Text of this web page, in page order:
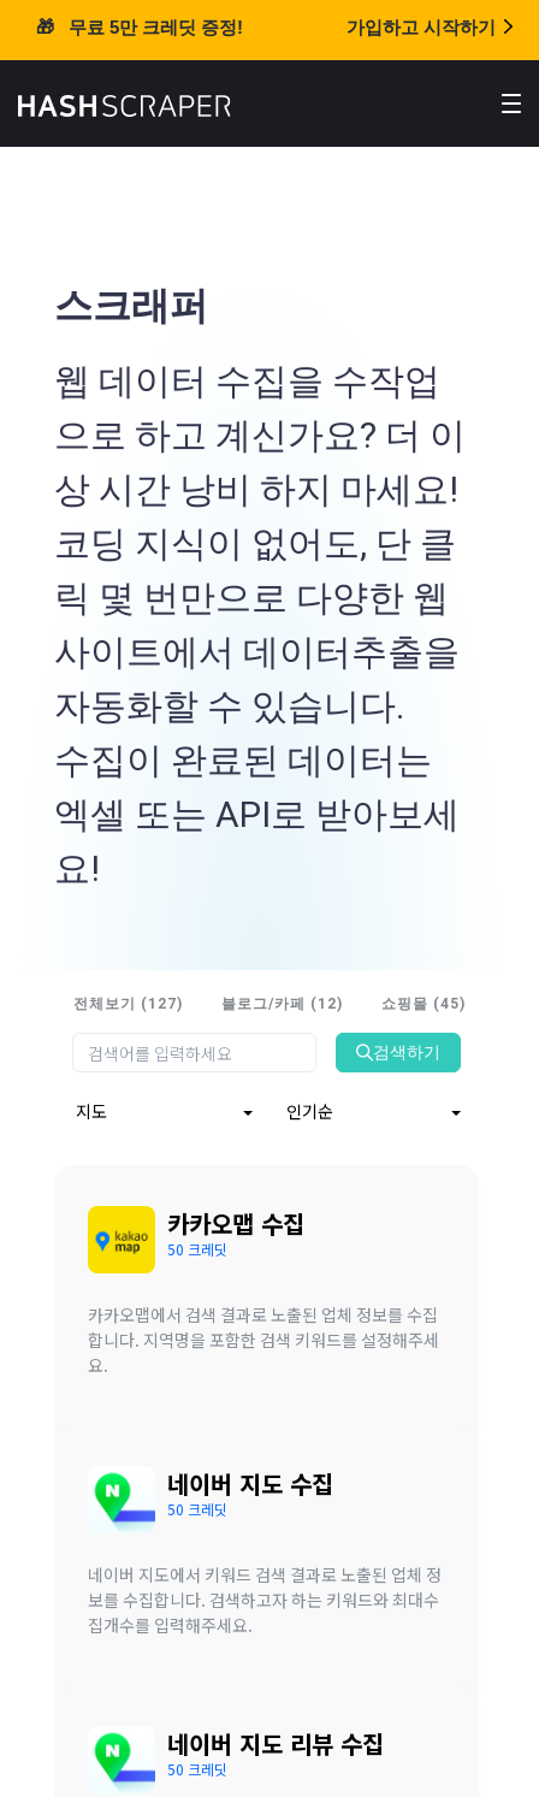
🎁 무료 5만 크레딧 증정! 가입하고 시작하기
스크래퍼
웹 데이터 수집을 수작업
으로 하고 계신가요? 더 이
상 시간 낭비 하지 마세요!
코딩 지식이 없어도, 단 클
릭 몇 번만으로 다양한 웹
사이트에서 데이터추출을
자동화할 수 있습니다.
수집이 완료된 데이터는
엑셀 또는 API로 받아보세
요!
전체보기 (127) 블로그/카페 (12) 쇼핑몰 (45)
검색하기
지도 인기순
카카오맵 수집
50 크레딧
카카오맵에서 검색 결과로 노출된 업체 정보를 수집
합니다. 지역명을 포함한 검색 키워드를 설정해주세
요.
네이버 지도 수집
50 크레딧
네이버 지도에서 키워드 검색 결과로 노출된 업체 정
보를 수집합니다. 검색하고자 하는 키워드와 최대수
집개수를 입력해주세요.
네이버 지도 리뷰 수집
50 크레딧